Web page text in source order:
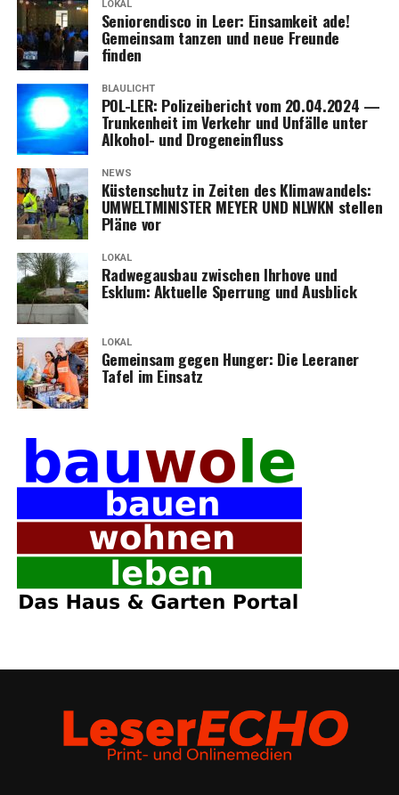
LOKAL
Senio­ren­dis­co in Leer: Ein­sam­keit ade!
Gemein­sam tan­zen und neue Freun­de
finden
BLAULICHT
POL-LER: Poli­zei­be­richt vom 20.04.2024 —
Trun­ken­heit im Ver­kehr und Unfäl­le unter
Alko­hol- und Drogeneinfluss
NEWS
Küs­ten­schutz in Zei­ten des Kli­ma­wan­dels:
UMWELTMINISTER MEYER UND NLWKN stel­len
Plä­ne vor
LOKAL
Rad­weg­aus­bau zwi­schen Ihr­ho­ve und
Esklum: Aktu­el­le Sper­rung und Ausblick
LOKAL
Gemein­sam gegen Hun­ger: Die Leera­ner
Tafel im Einsatz